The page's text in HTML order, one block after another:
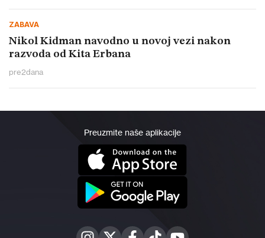
ZABAVA
Nikol Kidman navodno u novoj vezi nakon
razvoda od Kita Erbana
pre2dana
Preuzmite naše aplikacije